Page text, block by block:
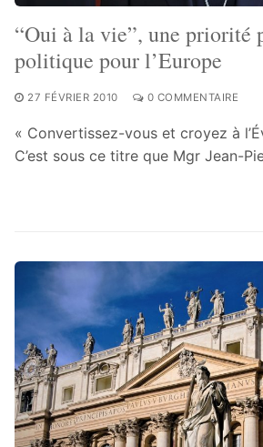
“Oui à la vie”, une priorité
politique pour l’Europe
27 FÉVRIER 2010 0 COMMENTAIRE
« Convertissez-vous et croyez à
C’est sous ce titre que Mgr Jean-